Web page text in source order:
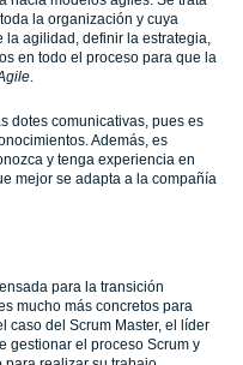
la organización y cuya
agilidad, definir la estrategia,
en todo el proceso para que la
.
dotes comunicativas, pues es
Además, es
y tenga experiencia en
mejor se adapta a la compañía
para la transición
mucho más concretos para
caso del Scrum Master, el líder
gestionar el proceso Scrum y